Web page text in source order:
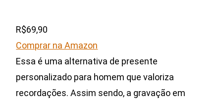
R$69,90
Comprar na Amazon
Essa é uma alternativa de presente
personalizado para homem que valoriza
recordações. Assim sendo, a gravação em